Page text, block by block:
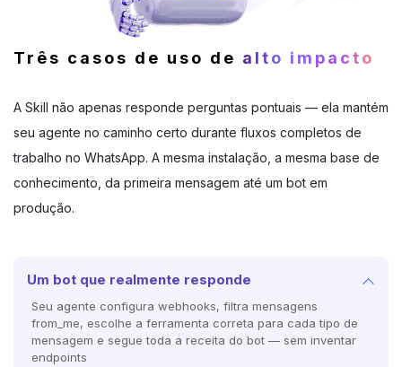
Três casos de uso de alto impacto
A Skill não apenas responde perguntas pontuais — ela mantém
seu agente no caminho certo durante fluxos completos de
trabalho no WhatsApp. A mesma instalação, a mesma base de
conhecimento, da primeira mensagem até um bot em
produção.
Um bot que realmente responde
Seu agente configura webhooks, filtra mensagens
from_me, escolhe a ferramenta correta para cada tipo de
mensagem e segue toda a receita do bot — sem inventar
endpoints